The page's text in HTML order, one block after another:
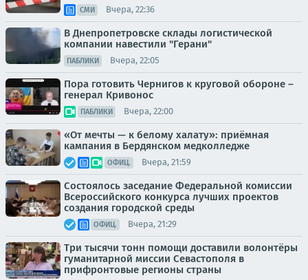
СМИ Вчера, 22:36
В Днепропетровске склады логистической
компании навестили "Герани"
ПАБЛИКИ Вчера, 22:05
Пора готовить Чернигов к круговой обороне –
генерал Кривонос
ПАБЛИКИ Вчера, 22:00
«От мечты — к белому халату»: приёмная
кампания в Бердянском медколледже
ОФИЦ. Вчера, 21:59
Состоялось заседание Федеральной комиссии
Всероссийского конкурса лучших проектов
создания городской среды
ОФИЦ. Вчера, 21:29
Три тысячи тонн помощи доставили волонтёры
гуманитарной миссии Севастополя в
прифронтовые регионы страны